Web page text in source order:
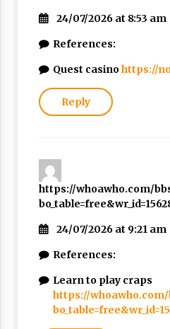
24/07/2026 at 8:53 am
References:
Quest casinohttps://
Reply
https://whoawho.com/
24/07/2026 at 9:21 am
References:
Learn to play craps
https://